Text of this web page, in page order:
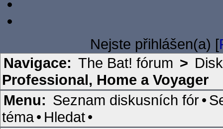
Nejste přihlášen(a) [
Navigace: The Bat! fórum >
Professional, Home a Voyager
Menu: Seznam diskusních fór•
téma• Hledat•